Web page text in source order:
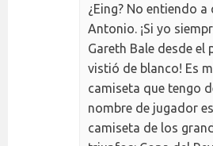
¿Eing? No entiendo a
Antonio. ¡Si yo
Gareth Bale desde el
vistió de blanco! Es
camiseta que tengo
nombre de jugador
camiseta de los